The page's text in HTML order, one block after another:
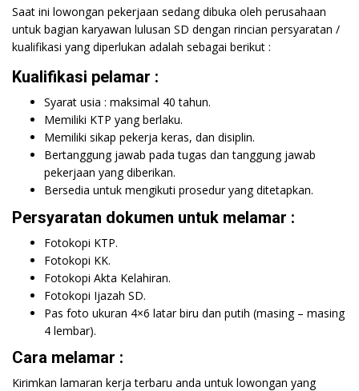
Saat ini lowongan pekerjaan sedang dibuka oleh perusahaan
untuk bagian karyawan lulusan SD dengan rincian persyaratan /
kualifikasi yang diperlukan adalah sebagai berikut :
Kualifikasi pelamar :
Syarat usia : maksimal 40 tahun.
Memiliki KTP yang berlaku.
Memiliki sikap pekerja keras, dan disiplin.
Bertanggung jawab pada tugas dan tanggung jawab
pekerjaan yang diberikan.
Bersedia untuk mengikuti prosedur yang ditetapkan.
Persyaratan dokumen untuk melamar :
Fotokopi KTP.
Fotokopi KK.
Fotokopi Akta Kelahiran.
Fotokopi Ijazah SD.
Pas foto ukuran 4×6 latar biru dan putih (masing – masing
4 lembar).
Cara melamar :
Kirimkan lamaran kerja terbaru anda untuk lowongan yang